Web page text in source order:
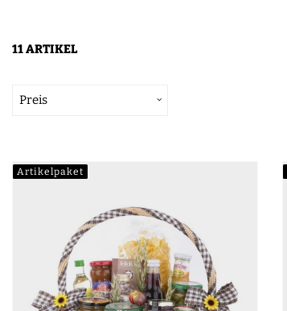
11 ARTIKEL
Preis
Artikelpaket